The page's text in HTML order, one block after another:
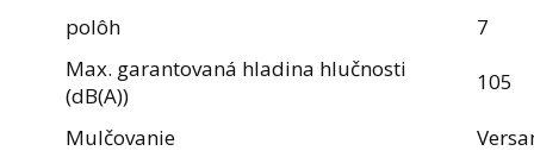
polôh
7
Max. garantovaná hladina hlučnosti
(dB(A))
105
Mulčovanie